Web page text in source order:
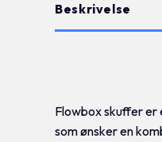
Beskrivelse
Flowbox skuffer
som ønsker en